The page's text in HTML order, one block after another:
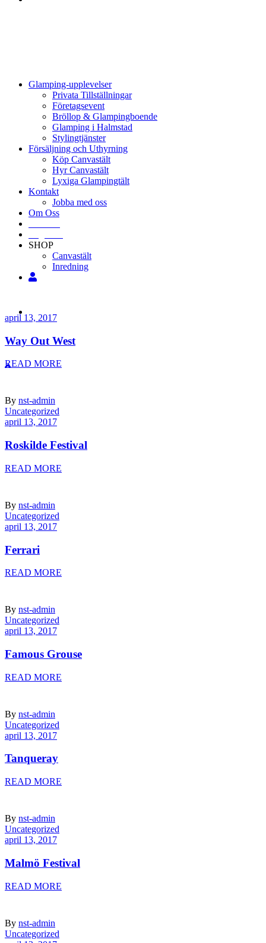
Glamping-upplevelser
Privata Tillställningar
Företagsevent
Bröllop & Glampingboende
Glamping i Halmstad
Stylingtjänster
Försäljning och Uthyrning
Köp Canvastält
Hyr Canvastält
Lyxiga Glampingtält
Kontakt
Jobba med oss
Om Oss
SHOP
Canvastält
Inredning
april 13, 2017
Way Out West
READ MORE
By nst-admin
Uncategorized
april 13, 2017
Roskilde Festival
READ MORE
By nst-admin
Uncategorized
april 13, 2017
Ferrari
READ MORE
By nst-admin
Uncategorized
april 13, 2017
Famous Grouse
READ MORE
By nst-admin
Uncategorized
april 13, 2017
Tanqueray
READ MORE
By nst-admin
Uncategorized
april 13, 2017
Malmö Festival
READ MORE
By nst-admin
Uncategorized